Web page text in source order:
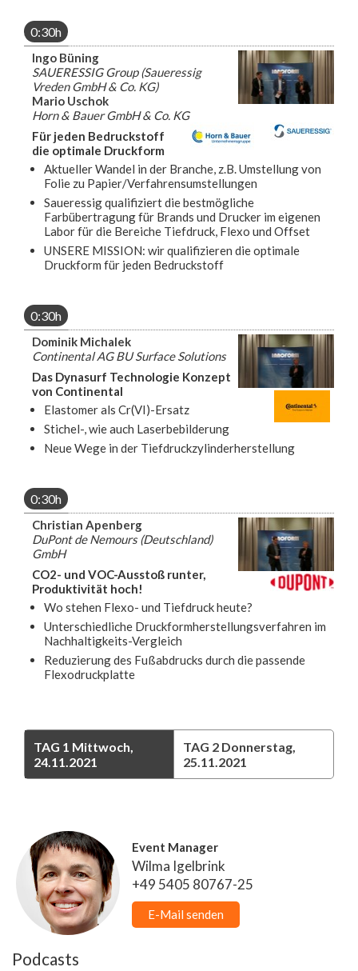
0:30h
Ingo Büning
SAUERESSIG Group (Saueressig
Vreden GmbH & Co. KG)
Mario Uschok
Horn & Bauer GmbH & Co. KG
Für jeden Bedruckstoff
die optimale Druckform
Aktueller Wandel in der Branche, z.B. Umstellung von
Folie zu Papier/Verfahrensumstellungen
Saueressig qualifiziert die bestmögliche
Farbübertragung für Brands und Drucker im eigenen
Labor für die Bereiche Tiefdruck, Flexo und Offset
UNSERE MISSION: wir qualifizieren die optimale
Druckform für jeden Bedruckstoff
0:30h
Dominik Michalek
Continental AG BU Surface Solutions
Das Dynasurf Technologie Konzept
von Continental
Elastomer als Cr(VI)-Ersatz
Stichel-, wie auch Laserbebilderung
Neue Wege in der Tiefdruckzylinderherstellung
0:30h
Christian Apenberg
DuPont de Nemours (Deutschland)
GmbH
CO2- und VOC-Ausstoß runter,
Produktivität hoch!
Wo stehen Flexo- und Tiefdruck heute?
Unterschiedliche Druckformherstellungsverfahren im
Nachhaltigkeits-Vergleich
Reduzierung des Fußabdrucks durch die passende
Flexodruckplatte
TAG 1 Mittwoch,
24.11.2021
TAG 2 Donnerstag,
25.11.2021
Event Manager
Wilma Igelbrink
+49 5405 80767-25
E-Mail senden
Podcasts